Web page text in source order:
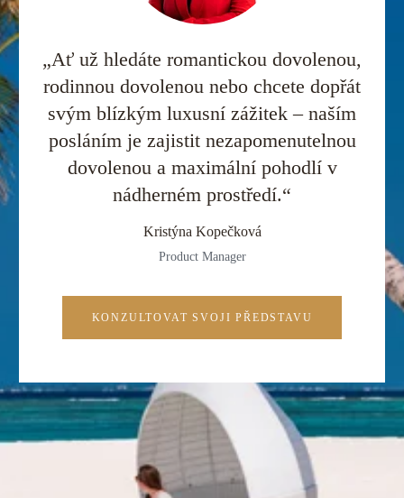
„Ať už hledáte romantickou dovolenou,
rodinnou dovolenou nebo chcete dopřát
svým blízkým luxusní zážitek – naším
posláním je zajistit nezapomenutelnou
dovolenou a maximální pohodlí v
nádherném prostředí.“
Kristýna Kopečková
Product Manager
KONZULTOVAT SVOJI PŘEDSTAVU